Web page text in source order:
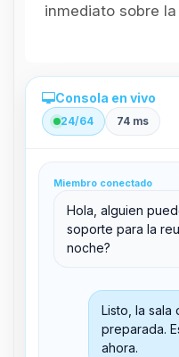
inmediato sobre
Consola en vivo
24/64 74 ms
Miembro conectado
Hola, alguien
soporte para la
noche?
Listo, la sala
preparada.
ahora.
Sala principal